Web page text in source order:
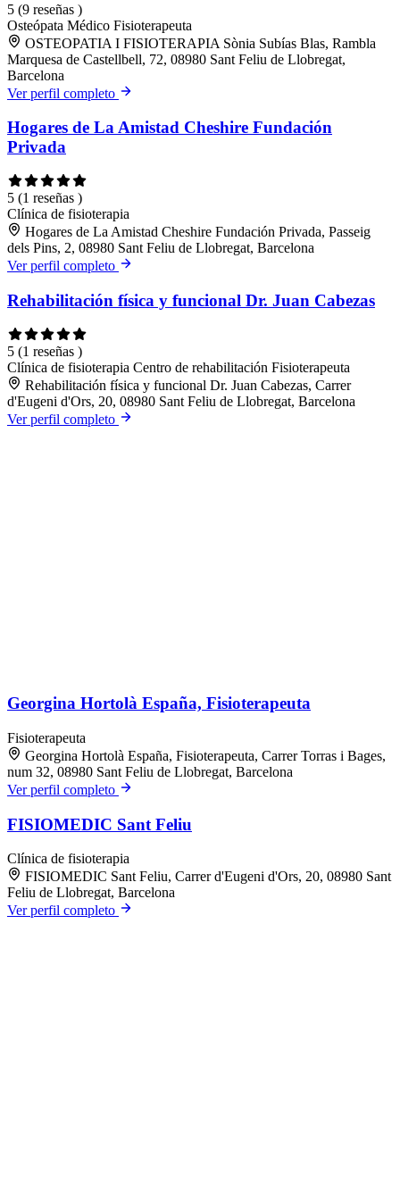
5 (9 reseñas )
Osteópata Médico Fisioterapeuta
OSTEOPATIA I FISIOTERAPIA Sònia Subías Blas, Rambla
Marquesa de Castellbell, 72, 08980 Sant Feliu de Llobregat,
Barcelona
Ver perfil completo
Hogares de La Amistad Cheshire Fundación
Privada
5 (1 reseñas )
Clínica de fisioterapia
Hogares de La Amistad Cheshire Fundación Privada, Passeig
dels Pins, 2, 08980 Sant Feliu de Llobregat, Barcelona
Ver perfil completo
Rehabilitación física y funcional Dr. Juan Cabezas
5 (1 reseñas )
Clínica de fisioterapia Centro de rehabilitación Fisioterapeuta
Rehabilitación física y funcional Dr. Juan Cabezas, Carrer
d'Eugeni d'Ors, 20, 08980 Sant Feliu de Llobregat, Barcelona
Ver perfil completo
Georgina Hortolà España, Fisioterapeuta
Fisioterapeuta
Georgina Hortolà España, Fisioterapeuta, Carrer Torras i Bages,
num 32, 08980 Sant Feliu de Llobregat, Barcelona
Ver perfil completo
FISIOMEDIC Sant Feliu
Clínica de fisioterapia
FISIOMEDIC Sant Feliu, Carrer d'Eugeni d'Ors, 20, 08980 Sant
Feliu de Llobregat, Barcelona
Ver perfil completo